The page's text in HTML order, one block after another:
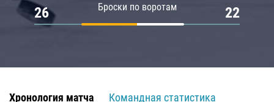
Броски по воротам
26 22
Хронология матча
Командная статистика